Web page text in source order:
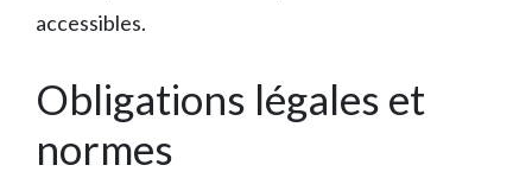
accessibles.
Obligations légales et
normes